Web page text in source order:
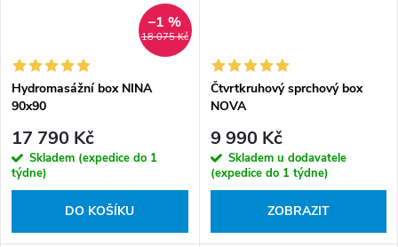
18 075 Kč
–1 %
Hydromasážní box NINA
90x90
17 790 Kč
Skladem (expedice do 1
týdne)
DO KOŠÍKU
Čtvrtkruhový sprchový box
NOVA
9 990 Kč
Skladem u dodavatele
(expedice do 1 týdne)
ZOBRAZIT